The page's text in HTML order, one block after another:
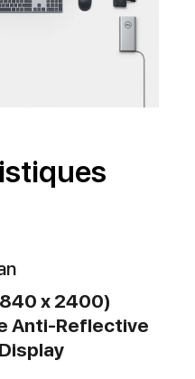
x 2400)
Anti-Reflective